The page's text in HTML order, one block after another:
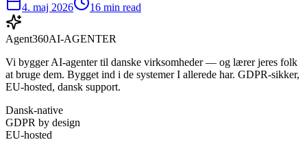
4. maj 2026 16 min read
Agent360AI-AGENTER
Vi bygger AI-agenter til danske virksomheder — og lærer jeres folk
at bruge dem. Bygget ind i de systemer I allerede har. GDPR-sikker,
EU-hosted, dansk support.
Dansk-native
GDPR by design
EU-hosted